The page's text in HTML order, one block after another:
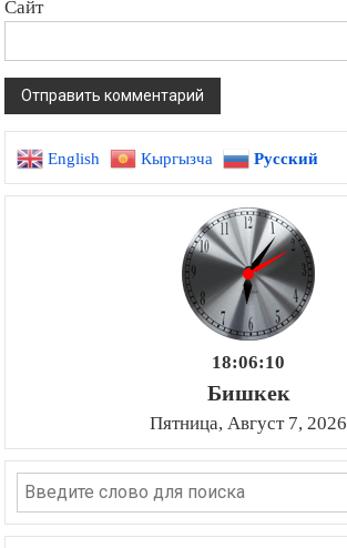
Сайт
English Кыргызча Русский
18:06:11
Бишкек
Пятница, Август 7, 2026